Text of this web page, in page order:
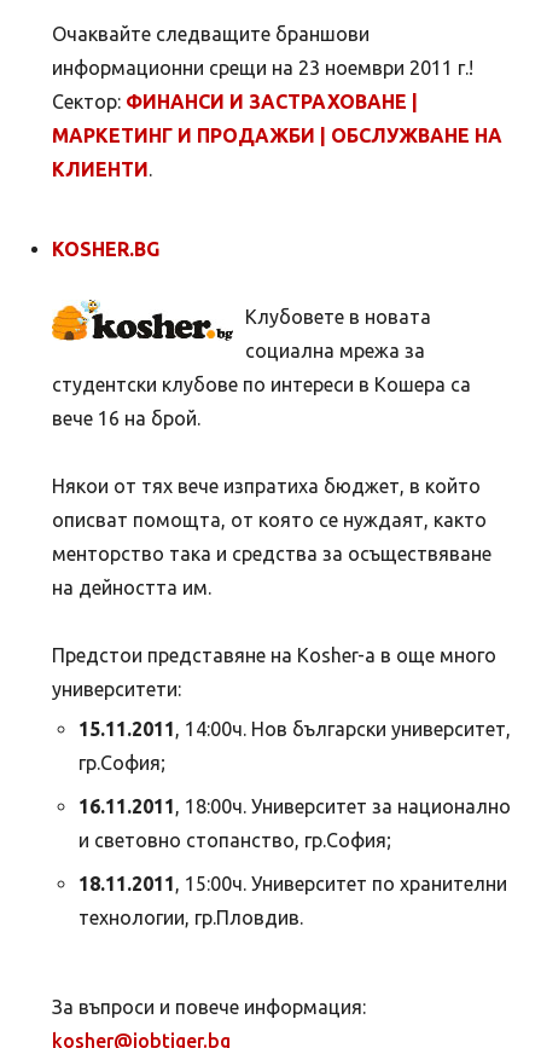
Очаквайте следващите браншови
информационни срещи на 23 ноември 2011 г.!
Сектор: ФИНАНСИ И ЗАСТРАХОВАНЕ |
МАРКЕТИНГ И ПРОДАЖБИ | ОБСЛУЖВАНЕ НА
КЛИЕНТИ.
KOSHER.BG
Клубовете в новата
социална мрежа за
студентски клубове по интереси в Кошера са
вече 16 на брой.
Някои от тях вече изпратиха бюджет, в който
описват помощта, от която се нуждаят, както
менторство така и средства за осъществяване
на дейността им.
Предстои представяне на Kosher-a в още много
университети:
15.11.2011, 14:00ч. Нов български университет,
гр.София;
16.11.2011, 18:00ч. Университет за национално
и световно стопанство, гр.София;
18.11.2011, 15:00ч. Университет по хранителни
технологии, гр.Пловдив.
За въпроси и повече информация:
kosher@jobtiger.bg